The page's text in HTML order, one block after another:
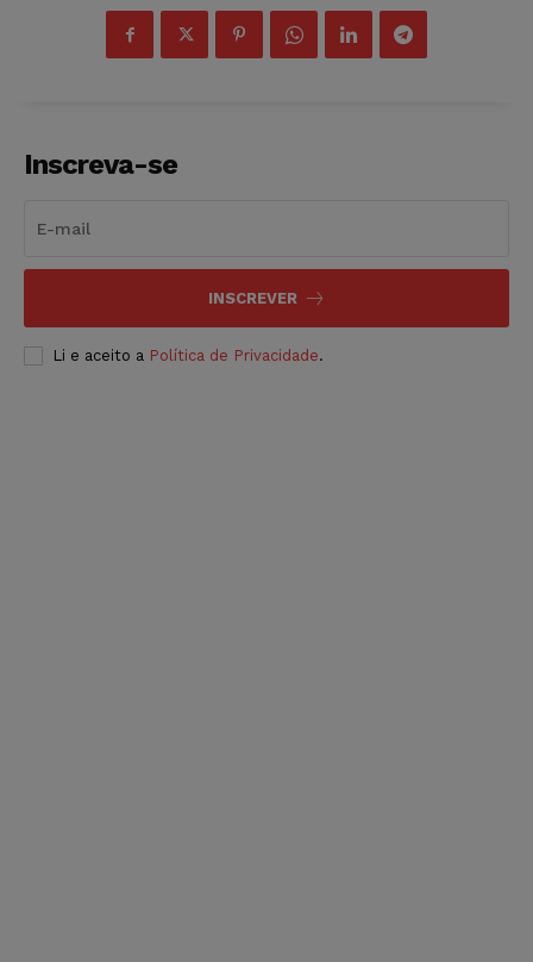
Inscreva-se
INSCREVER
Li e aceito a Política de Privacidade.